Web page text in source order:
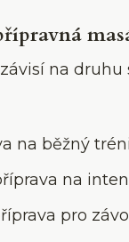
na
na běžný
na
pro